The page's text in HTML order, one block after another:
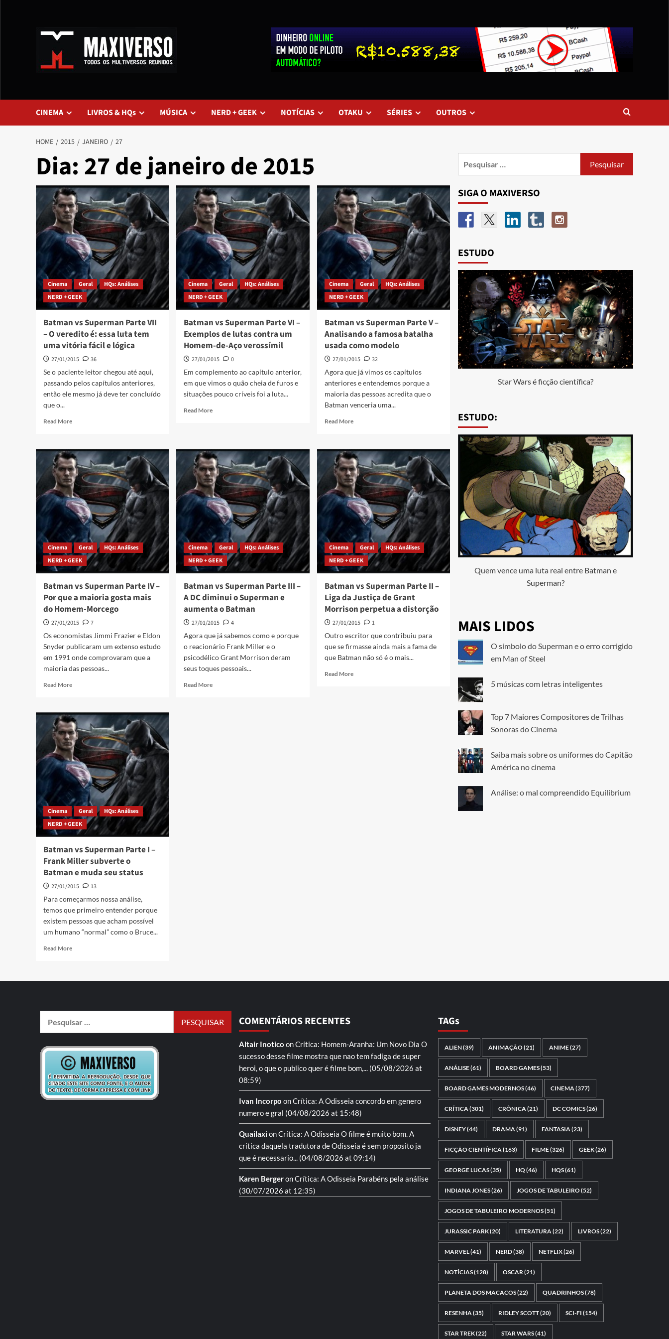
CINEMA LIVROS & HQs MÚSICA NERD + GEEK NOTÍCIAS OTAKU SÉRIES OUTROS
HOME 2015 JANEIRO 27
Dia:27 de janeiro de 2015
Cinema Geral
HQs: Análises
NERD + GEEK
Batman vs Superman Parte VII
– O veredito é: essa luta tem
uma vitória fácil e lógica
27/01/2015
36
Se o paciente leitor chegou até aqui,
passando pelos capítulos anteriores,
então ele mesmo já deve ter concluído
que o...
Read More
Cinema Geral
HQs: Análises
NERD + GEEK
Batman vs Superman Parte VI –
Exemplos de lutas contra um
Homem-de-Aço verossímil
27/01/2015
0
Em complemento ao capítulo anterior,
em que vimos o quão cheia de furos e
situações pouco críveis foi a luta...
Read More
Cinema Geral
HQs: Análises
NERD + GEEK
Batman vs Superman Parte V –
Analisando a famosa batalha
usada como modelo
27/01/2015
32
Agora que já vimos os capítulos
anteriores e entendemos porque a
maioria das pessoas acredita que o
Batman venceria uma...
Read More
Cinema Geral
HQs: Análises
NERD + GEEK
Batman vs Superman Parte IV –
Por que a maioria gosta mais
do Homem-Morcego
27/01/2015
7
Os economistas Jimmi Frazier e Eldon
Snyder publicaram um extenso estudo
em 1991 onde comprovaram que a
maioria das pessoas...
Read More
Cinema Geral
HQs: Análises
NERD + GEEK
Batman vs Superman Parte III –
A DC diminui o Superman e
aumenta o Batman
27/01/2015
4
Agora que já sabemos como e porque
o reacionário Frank Miller e o
psicodélico Grant Morrison deram
seus toques pessoais...
Read More
Cinema Geral
HQs: Análises
NERD + GEEK
Batman vs Superman Parte II –
Liga da Justiça de Grant
Morrison perpetua a distorção
27/01/2015
1
Outro escritor que contribuiu para
que se firmasse ainda mais a fama de
que Batman não só é o mais...
Read More
Cinema Geral
HQs: Análises
NERD + GEEK
Batman vs Superman Parte I –
Frank Miller subverte o
Batman e muda seu status
27/01/2015
13
Para começarmos nossa análise,
temos que primeiro entender porque
existem pessoas que acham possível
um humano “normal” como o Bruce...
Read More
SIGA O MAXIVERSO
ESTUDO
Star Wars é ficção científica?
ESTUDO:
Quem vence uma luta real entre Batman e
Superman?
MAIS LIDOS
O símbolo do Superman e o erro corrigido
em Man of Steel
5 músicas com letras inteligentes
Top 7 Maiores Compositores de Trilhas
Sonoras do Cinema
Saiba mais sobre os uniformes do Capitão
América no cinema
Análise: o mal compreendido Equilibrium
COMENTÁRIOS RECENTES
Altair Inotico onCrítica: Homem-Aranha: Um Novo Dia O
sucesso desse filme mostra que nao tem fadiga de super
heroi, o que o publico quer é filme bom,... (05/08/2026 at
08:59)
Ivan Incorpo onCrítica: A Odisseia concordo em genero
numero e gral (04/08/2026 at 15:48)
QuailaxionCrítica: A Odisseia O filme é muito bom. A
critica daquela tradutora de Odisseia é sem proposito ja
que é necessario... (04/08/2026 at 09:14)
Karen BergeronCrítica: A Odisseia Parabéns pela análise
(30/07/2026 at 12:35)
TAGs
ALIEN(39) ANIMAÇÃO(21) ANIME(27)
ANÁLISE(61) BOARD GAMES(53)
BOARD GAMES MODERNOS(46) CINEMA(377)
CRÍTICA(301) CRÔNICA(21) DC COMICS(26)
DISNEY(44) DRAMA(91) FANTASIA(23)
FICÇÃO CIENTÍFICA(163) FILME(326) GEEK(26)
GEORGE LUCAS(35) HQ(46) HQS(61)
INDIANA JONES(26) JOGOS DE TABULEIRO(52)
JOGOS DE TABULEIRO MODERNOS(51)
JURASSIC PARK(20) LITERATURA(22) LIVROS(22)
MARVEL(41) NERD(38) NETFLIX(26)
NOTÍCIAS(128) OSCAR(21)
PLANETA DOS MACACOS(22) QUADRINHOS(78)
RESENHA(35) RIDLEY SCOTT(20) SCI-FI (154)
STAR TREK(22) STAR WARS(41)